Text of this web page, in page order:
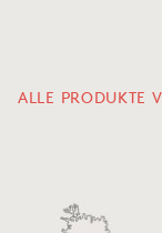
ALLE PRODUKTE